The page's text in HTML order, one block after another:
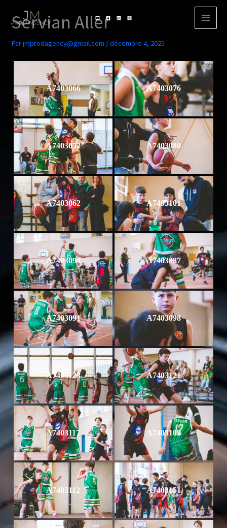
Servian Aller
Parjmprodagency@gmail.com /décembre 4, 2025
A7403066 A7403076
A7403052 A7403080
A7403062 A7403101
A7403094 A7403087
A7403091 A7403098
A7403123 A7403121
A7403117 A7403109
A7403112 A7403151